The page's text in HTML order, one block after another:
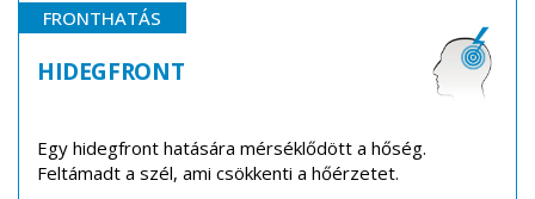
FRONTHATÁS
HIDEGFRONT
Egy hidegfront hatására mérséklődött a hőség.
Feltámadt a szél, ami csökkenti a hőérzetet.